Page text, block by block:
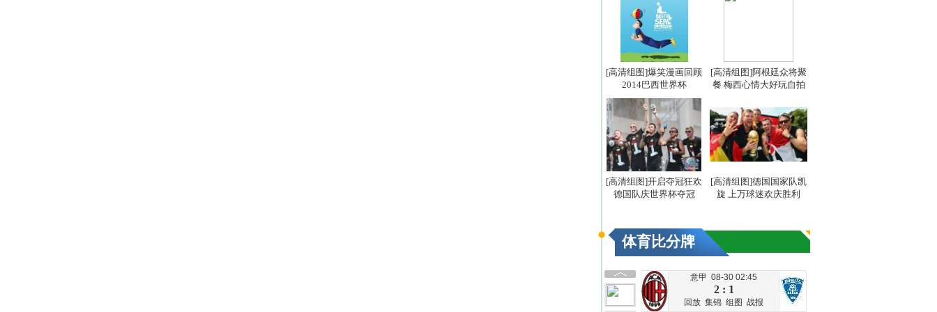
[高清组图]爆笑漫画回顾
2014巴西世界杯
[高清组图]阿根廷众将聚
餐 梅西心情大好玩自拍
[高清组图]开启夺冠狂欢
德国队庆世界杯夺冠
[高清组图]德国国家队凯
旋 上万球迷欢庆胜利
体育比分牌
意甲 08-30 02:45
2 : 1
回放 集锦 组图 战报